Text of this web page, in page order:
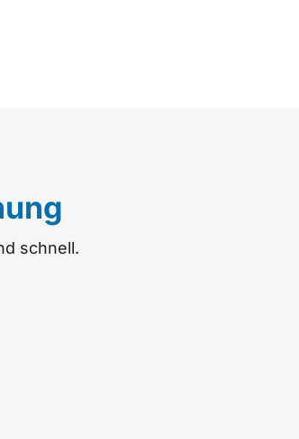
schnell.